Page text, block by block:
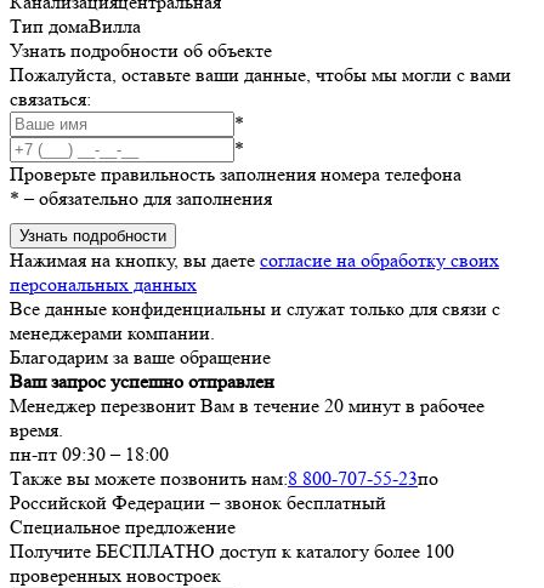
Тип домаВилла
Узнать подробности об объекте
Пожалуйста, оставьте ваши данные, чтобы мы могли с вами
связаться:
*
*
Проверьте правильность заполнения номера телефона
* – обязательно для заполнения
Узнать подробности
Нажимая на кнопку, вы даете согласие на обработку своих
персональных данных
Все данные конфиденциальны и служат только для связи с
менеджерами компании.
Благодарим за ваше обращение
Ваш запрос успешно отправлен
Менеджер перезвонит Вам в течение 20 минут в рабочее
время.
пн-пт 09:30 – 18:00
Также вы можете позвонить нам:8 800-707-55-23по
Российской Федерации – звонок бесплатный
Специальное предложение
Получите БЕСПЛАТНО доступ к каталогу более 100
проверенных новостроек